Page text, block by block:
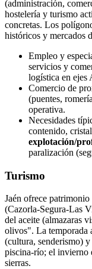
(administración,
hostelería y turismo
concretas. Los
históricos y mercados
Empleo y
servicios y
logística en ejes
Comercio de
(puentes,
operativa.
Necesidades
contenido,
explotación/
paralización
Turismo
Jaén ofrece
(Cazorla‑Segura‑Las
del aceite (almazaras
olivos". La temporada
(cultura, senderismo)
piscina‑río; el invierno
sierras.